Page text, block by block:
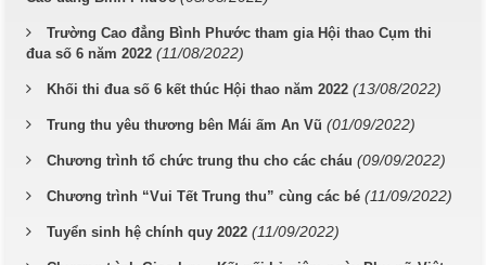
Trường Cao đẳng Bình Phước tham gia Hội thao Cụm thi
đua số 6 năm 2022 (11/08/2022)
Khối thi đua số 6 kết thúc Hội thao năm 2022 (13/08/2022)
Trung thu yêu thương bên Mái ấm An Vũ (01/09/2022)
Chương trình tổ chức trung thu cho các cháu (09/09/2022)
Chương trình “Vui Tết Trung thu” cùng các bé (11/09/2022)
Tuyển sinh hệ chính quy 2022 (11/09/2022)